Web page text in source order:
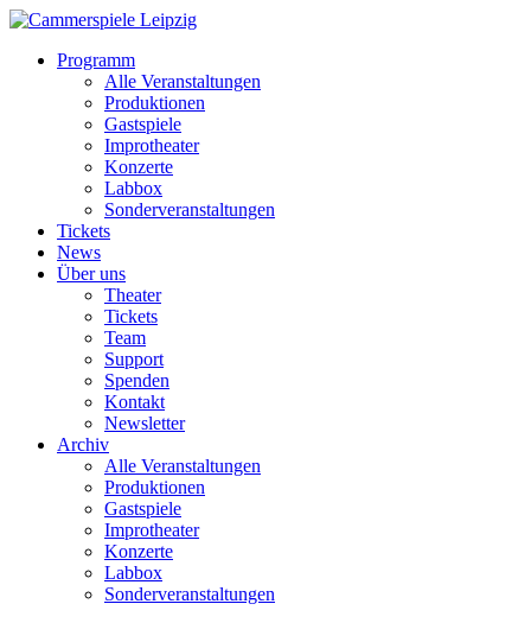
Programm
Alle Veranstaltungen
Produktionen
Gastspiele
Improtheater
Konzerte
Labbox
Sonderveranstaltungen
Tickets
News
Über uns
Theater
Tickets
Team
Support
Spenden
Kontakt
Newsletter
Archiv
Alle Veranstaltungen
Produktionen
Gastspiele
Improtheater
Konzerte
Labbox
Sonderveranstaltungen